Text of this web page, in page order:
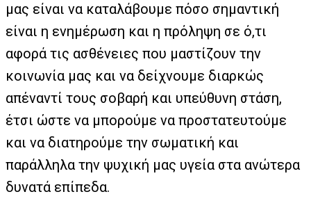
μας είναι να καταλάβουμε πόσο σημαντική
είναι η ενημέρωση και η πρόληψη σε ό,τι
αφορά τις ασθένειες που μαστίζουν την
κοινωνία μας και να δείχνουμε διαρκώς
απέναντί τους σοβαρή και υπεύθυνη στάση,
έτσι ώστε να μπορούμε να προστατευτούμε
και να διατηρούμε την σωματική και
παράλληλα την ψυχική μας υγεία στα ανώτερα
δυνατά επίπεδα.